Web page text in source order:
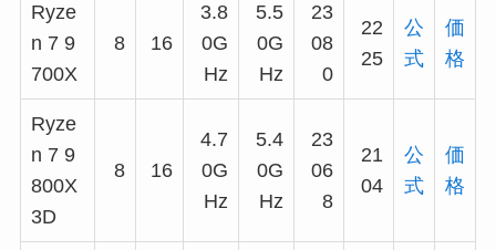
Ryze
n 7 9
700X
8 16
3.8
0G
Hz
5.5
0G
Hz
23
08
0
22
25
公
式
価
格
Ryze
n 7 9
800X
3D
8 16
4.7
0G
Hz
5.4
0G
Hz
23
06
8
21
04
公
式
価
格